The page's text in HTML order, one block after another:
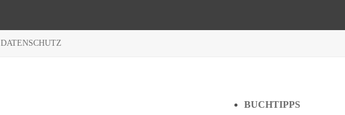
DATENSCHUTZ
BUCHTIPPS